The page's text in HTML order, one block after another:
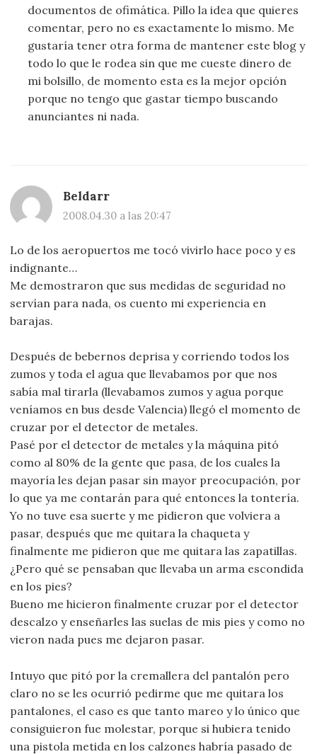
documentos de ofimática. Pillo la idea que quieres
comentar, pero no es exactamente lo mismo. Me
gustaría tener otra forma de mantener este blog y
todo lo que le rodea sin que me cueste dinero de
mi bolsillo, de momento esta es la mejor opción
porque no tengo que gastar tiempo buscando
anunciantes ni nada.
Beldarr
2008.04.30 a las 20:47
Lo de los aeropuertos me tocó vivirlo hace poco y es
indignante…
Me demostraron que sus medidas de seguridad no
servían para nada, os cuento mi experiencia en
barajas.
Después de bebernos deprisa y corriendo todos los
zumos y toda el agua que llevabamos por que nos
sabía mal tirarla (llevabamos zumos y agua porque
veníamos en bus desde Valencia) llegó el momento de
cruzar por el detector de metales.
Pasé por el detector de metales y la máquina pitó
como al 80% de la gente que pasa, de los cuales la
mayoría les dejan pasar sin mayor preocupación, por
lo que ya me contarán para qué entonces la tontería.
Yo no tuve esa suerte y me pidieron que volviera a
pasar, después que me quitara la chaqueta y
finalmente me pidieron que me quitara las zapatillas.
¿Pero qué se pensaban que llevaba un arma escondida
en los pies?
Bueno me hicieron finalmente cruzar por el detector
descalzo y enseñarles las suelas de mis pies y como no
vieron nada pues me dejaron pasar.
Intuyo que pitó por la cremallera del pantalón pero
claro no se les ocurrió pedirme que me quitara los
pantalones, el caso es que tanto mareo y lo único que
consiguieron fue molestar, porque si hubiera tenido
una pistola metida en los calzones habría pasado de